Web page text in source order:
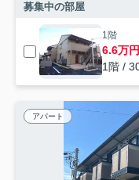
募集中の部屋
1階
6.6万円
1階 /
アパート